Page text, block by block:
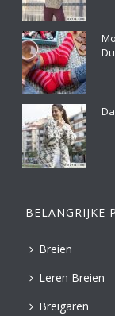
BELANGRIJKE
Breien
Leren Breien
Breigaren